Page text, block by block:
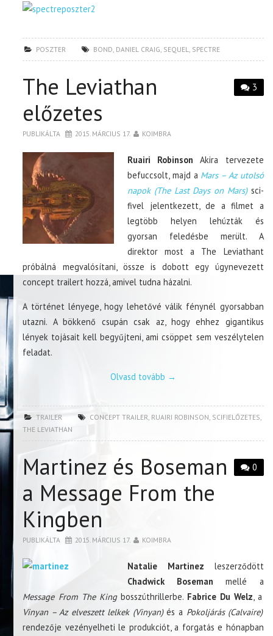
POSZTER BOND, DANIEL CRAIG, SEQUEL, SPECTRE
3
The Leviathan
előzetes
PUBLIKÁLTA 2015. MÁRCIUS 17. KOIMBRA
Ruairi Robinson Akira tervezete
befuccsolt, majd a Mars – Az utolsó
napok (The Last Days on Mars)sci-
fivel jelentkezett, de a filmet a
legtöbb helyen lehúzták és
gyorsan feledésbe merült. A
direktor most a The Leviathant
próbálná megvalósítani, össze is dobott egy úgynevezett
concept trailert hozzá, amivel tudna házalni.
A történet lényege, hogy lehetővé válik fénynél gyorsabban
utazni. A bökkenő csupán csak az, hogy ehhez gigantikus
lények tojásait kell begyűjteni, ami csöppet sem veszélytelen
feladat.
Olvasd tovább →
TRAILER CONCEPT TRAILER, RUAIRI ROBINSON, SCIFIELŐZETES,
THE LEVIATHAN
0
Martinez és Boseman
a Message From the
Kingben
PUBLIKÁLTA 2015. MÁRCIUS 17. KOIMBRA
Natalie Martinez leszerződött
Chadwick Boseman mellé a
Message From The Kingbosszúthrillerbe. Fabrice Du Welz, a
Vinyan – Az elveszett lelkek (Vinyan)és a Pokoljárás (Calvaire)
rendezője vezényelheti le produkciót, a forgatás e hónapban